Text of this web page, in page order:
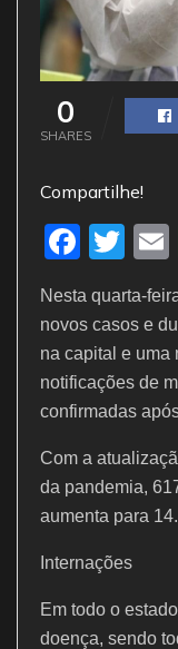
0
SHARES
Compartilhe!
F
c
e
b
o
o
k
T
w
itt
er l
Nesta quarta-
novos casos e
na capital e uma
notificações de
confirmadas
Com a
da pandemia,
aumenta para
Internações
Em todo o
doença, sendo